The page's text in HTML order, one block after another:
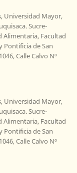
Universidad Mayor,
Sucre-
Alimentaria, Facultad
Pontificia de San
Calle Calvo Nº
Universidad Mayor,
Sucre-
Alimentaria, Facultad
Pontificia de San
Calle Calvo Nº